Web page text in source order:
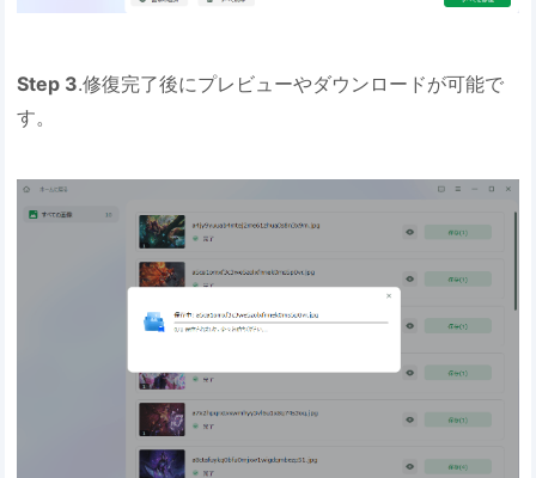
Step 3.修復完了後にプレビューやダウンロードが可能で
す。